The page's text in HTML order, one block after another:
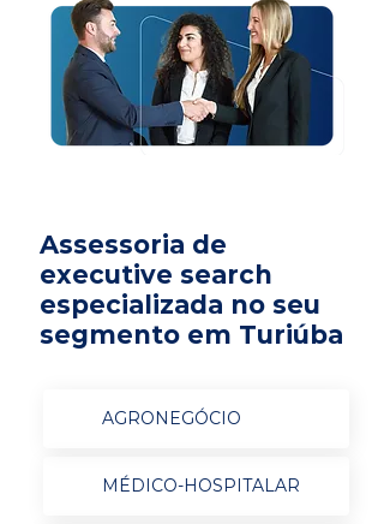
Assessoria de
executive search
especializada no seu
segmento em Turiúba
AGRONEGÓCIO
MÉDICO-HOSPITALAR